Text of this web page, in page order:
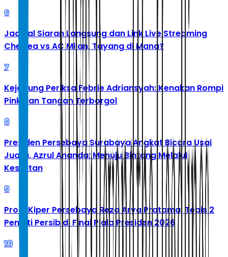
6
Jadwal Siaran Langsung dan Link Live Streaming
Chelsea vs AC Milan, Tayang di Mana?
7
Kejagung Periksa Febrie Adriansyah: Kenakan Rompi
Pink dan Tangan Terborgol
8
Presiden Persebaya Surabaya Angkat Bicara Usai
Juara, Azrul Ananda: Menuju Bintang Melalui
Kesulitan
9
Profil Kiper Persebaya Reza Arya Pratama, Tepis 2
Penalti Persib di Final Piala Presiden 2026
10